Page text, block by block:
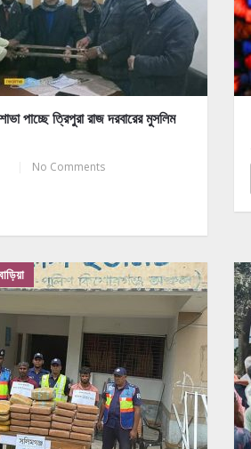
পাচ্ছে ত্রিপুরা রাজ দরবারের মুসলিম
No Comments